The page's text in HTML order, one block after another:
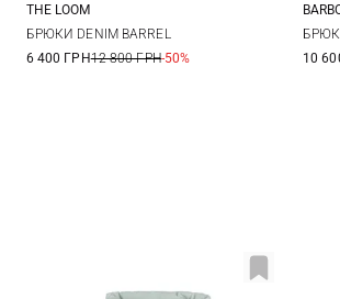
S M
THE LOOM
БРЮКИ DENIM BARREL
6 400 ГРН12 800 ГРН-50%
8
10